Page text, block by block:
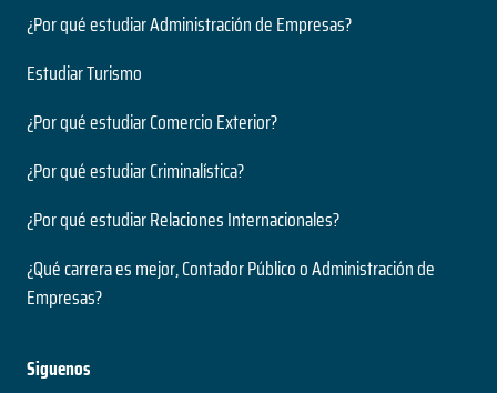
¿Por qué estudiar Administración de Empresas?
Estudiar Turismo
¿Por qué estudiar Comercio Exterior?
¿Por qué estudiar Criminalística?
¿Por qué estudiar Relaciones Internacionales?
¿Qué carrera es mejor, Contador Público o Administración de
Empresas?
Siguenos